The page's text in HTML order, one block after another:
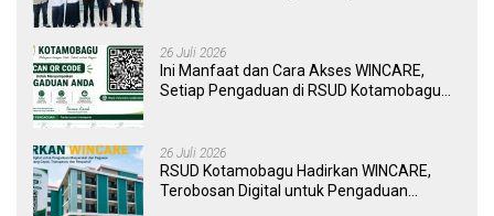
26 Juli 2026
Ini Manfaat dan Cara Akses WINCARE,
Setiap Pengaduan di RSUD Kotamobagu
26 Juli 2026
RSUD Kotamobagu Hadirkan WINCARE,
Terobosan Digital untuk Pengaduan